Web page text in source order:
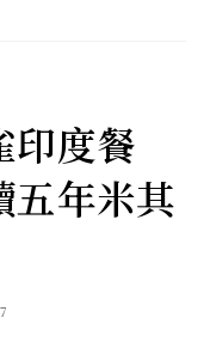
印度餐
五年米其